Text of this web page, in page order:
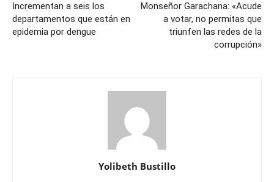
Incrementan a seis los
departamentos que están en
epidemia por dengue
Monseñor Garachana: «Acude
a votar, no permitas que
triunfen las redes de la
corrupción»
Yolibeth Bustillo